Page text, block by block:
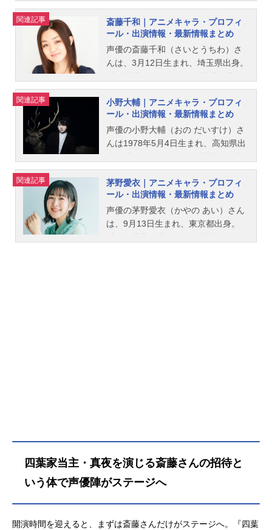
撃の真実が告げられる。シリーズ累
計2500万部の大人気シリーズの中で
も屈指の人気を誇る《四葉継承編》
が、満を持して劇場映画化！ファン
に長らく待ち望まれたエピソードが
法科高校の劣等生四葉継承編放送形
態劇場版アニメシリーズ魔法科高校
の劣等生スケジュール2026年5月8日
（金）キャスト司波達也：中村悠一
司波深雪：早見沙織四葉真夜：斎藤
歌：茅野愛衣黒羽文弥：加藤英美里
黒羽亜夜子：内田真礼桜井水波：安
野希世乃堤琴鳴：若山詩音堤奏太：
梅田修一朗スタッフ原作：佐島勤
（電撃文庫刊）監督：ジミーストー
ャー役をはじめ、『鬼滅の刃』の胡
蝶しのぶ役など、人気作品のキャラ
クターを多く演じています。こちら
では、早見沙織さんのオススメ記事
をご紹介！
関連記事
斎藤千和｜アニメキャラ・プロフィ
ール・出演情報・最新情報まとめ
声優の斎藤千和（さいとうちわ）さ
んは、3月12日生まれ、埼玉県出身。
たぎ役をはじめ、『魔法少女まどか
☆マギカ』の暁美ほむら役など、人
気作品のキャラクターを多く演じて
います。こちらでは、斎藤千和さん
のオススメ記事をご紹介！
関連記事
小野大輔｜アニメキャラ・プロフィ
ール・出演情報・最新情報まとめ
声優の小野大輔（おの だいすけ）さ
んは1978年5月4日生まれ、高知県出
条承太郎役をはじめ、『おそ松さ
ん』の松野十四松役など、人気作品
の主役キャラクターを多く演じてい
ます。こちらでは、小野大輔さんの
オススメ記事をご紹介！
関連記事
茅野愛衣｜アニメキャラ・プロフィ
ール・出演情報・最新情報まとめ
声優の茅野愛衣（かやの あい）さん
は、9月13日生まれ、東京都出身。
四葉家当主・真夜を演じる斎藤さんの招待と
いう体で声優陣がステージへ
開演時間を迎えると、まずは斎藤さんだけがステージへ。『四葉